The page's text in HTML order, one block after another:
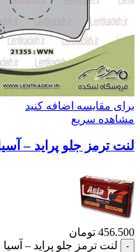
برای مقایسه اضافه کنید
مشاهده سریع
لنت ترمز جلو پراید –
456.500 تومان
لنت ترمز جلو پراید –